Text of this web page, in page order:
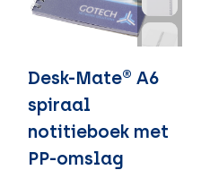
Desk-Mate® A6
spiraal
notitieboek met
PP-omslag